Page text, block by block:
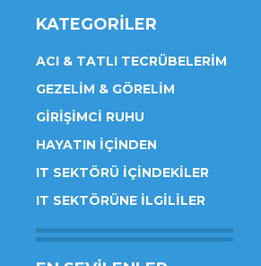
KATEGORILER
ACI & TATLI TECRÜBELERIM
GEZELIM & GÖRELIM
GIRIŞIMCI RUHU
HAYATIN İÇINDEN
IT SEKTÖRÜ İÇINDEKILER
IT SEKTÖRÜNE İLGILILER